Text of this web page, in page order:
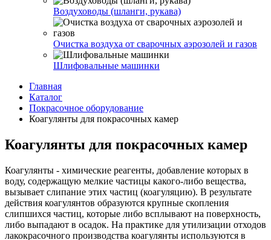
Воздуховоды (шланги, рукава)
Очистка воздуха от сварочных аэрозолей и газов
Шлифовальные машинки
Главная
Каталог
Покрасочное оборудование
Коагулянты для покрасочных камер
Коагулянты для покрасочных камер
Коагулянты - химические реагенты, добавление которых в
воду, содержащую мелкие частицы какого-либо вещества,
вызывает слипание этих частиц (коагуляцию). В результате
действия коагулянтов образуются крупные скопления
слипшихся частиц, которые либо всплывают на поверхность,
либо выпадают в осадок. На практике для утилизации отходов
лакокрасочного производства коагулянты используются в